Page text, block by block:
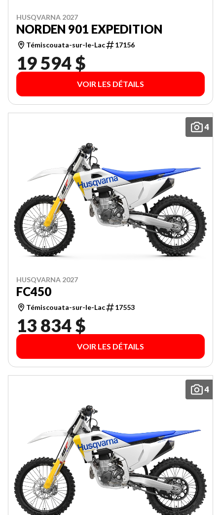
HUSQVARNA 2027
NORDEN 901 EXPEDITION
Témiscouata-sur-le-Lac 17156
19 594 $
VOIR LES DÉTAILS
4
HUSQVARNA 2027
FC450
Témiscouata-sur-le-Lac 17553
13 834 $
VOIR LES DÉTAILS
4